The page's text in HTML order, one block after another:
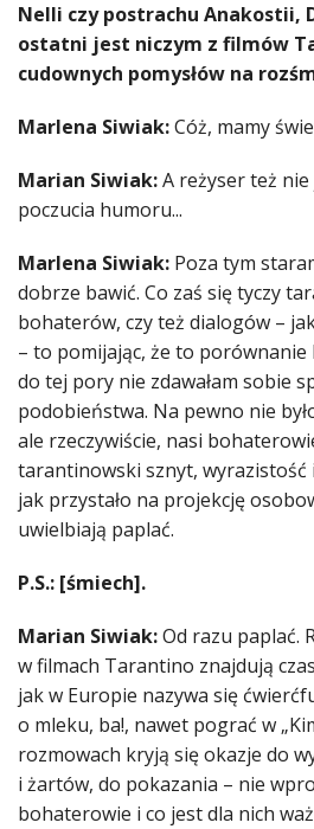
Nelli czy postrachu Anakostii,
ostatni jest niczym z filmów
cudownych pomysłów na
Marlena Siwiak:Cóż, mamy
Marian Siwiak:A reżyser też
poczucia humoru...
Marlena Siwiak: Poza tym
dobrze bawić. Co zaś się tyczy
bohaterów, czy też dialogów –
– to pomijając, że to porównanie
do tej pory nie zdawałam sobie
podobieństwa. Na pewno nie
ale rzeczywiście, nasi
tarantinowski sznyt, wyrazistość
jak przystało na projekcję
uwielbiają paplać.
P.S.: [śmiech].
Marian Siwiak:Od razu paplać.
w filmach Tarantino znajdują
jak w Europie nazywa się
o mleku, ba!, nawet pograć w
rozmowach kryją się okazje do
i żartów, do pokazania – nie
bohaterowie i co jest dla nich